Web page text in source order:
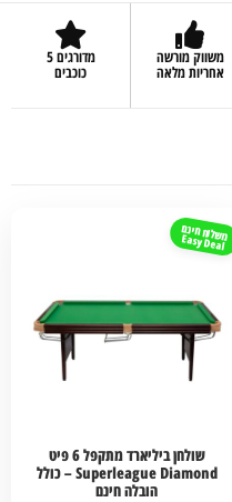
משווק מורשה
אחריות מלאה
מדורגים 5
כוכבים
משלוח חינם
Easy Deal
שולחן ביליארד מתקפל 6 פיט
Superleague Diamond – כולל
הובלה חינם